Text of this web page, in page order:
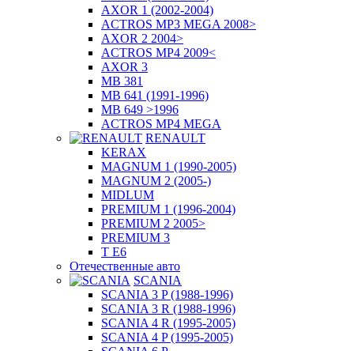
AXOR 1 (2002-2004)
ACTROS MP3 MEGA 2008>
AXOR 2 2004>
ACTROS MP4 2009<
AXOR 3
MB 381
MB 641 (1991-1996)
MB 649 >1996
ACTROS MP4 MEGA
RENAULT
KERAX
MAGNUM 1 (1990-2005)
MAGNUM 2 (2005-)
MIDLUM
PREMIUM 1 (1996-2004)
PREMIUM 2 2005>
PREMIUM 3
T E6
Отечественные авто
SCANIA
SCANIA 3 P (1988-1996)
SCANIA 3 R (1988-1996)
SCANIA 4 R (1995-2005)
SCANIA 4 P (1995-2005)